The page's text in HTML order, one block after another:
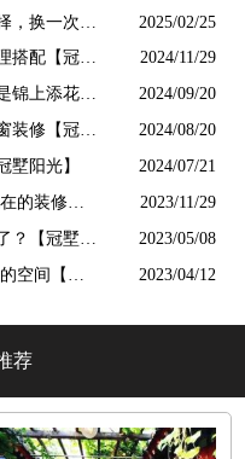
，换一次用
2025/02/25
搭配【冠墅
2024/11/29
锦上添花
2024/09/20
装修【冠墅
2024/08/20
墅阳光】 2024/07/21
的装修吗?
2023/11/29
？【冠墅阳
2023/05/08
2023/04/12
荐